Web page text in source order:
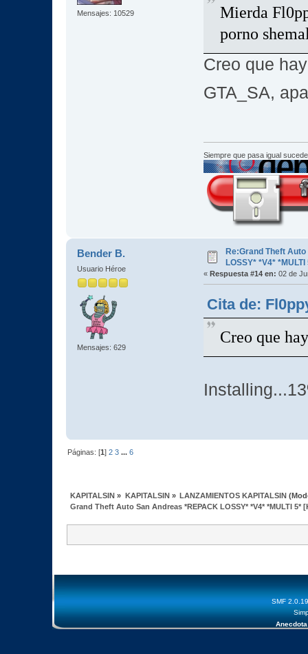
Mensajes: 10529
Mierda
porno
Creo que
GTA_SA,
Siempre que pasa igual
Bender B.
Usuario Héroe
Mensajes: 629
Re:Grand Theft
LOSSY* *V4*
« Respuesta #14 en: 02 de
Cita de:
Creo que
Páginas: [1]2 3 ...6
KAPITALSIN » KAPITALSIN » LANZAMIENTOS KAPITALSIN
Grand Theft Auto San Andreas *REPACK LOSSY* *V4* *MULTI 5*
SMF 2.0.19
Anecdota